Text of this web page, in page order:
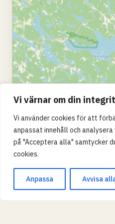
Vi värnar om din
Vi använder cookies för att
anpassat innehåll och
på "Acceptera alla" samtycker
cookies.
Anpassa Avvisa